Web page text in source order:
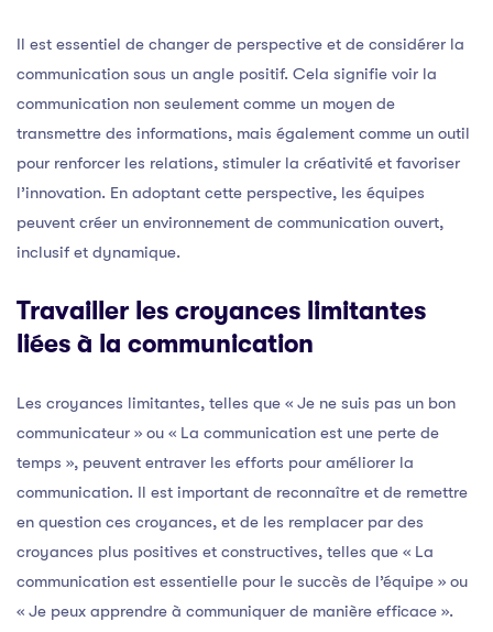
Il est essentiel de changer de perspective et de considérer la
communication sous un angle positif. Cela signifie voir la
communication non seulement comme un moyen de
transmettre des informations, mais également comme un outil
pour renforcer les relations, stimuler la créativité et favoriser
l’innovation. En adoptant cette perspective, les équipes
peuvent créer un environnement de communication ouvert,
inclusif et dynamique.
Travailler les croyances limitantes
liées à la communication
Les croyances limitantes, telles que « Je ne suis pas un bon
communicateur » ou « La communication est une perte de
temps », peuvent entraver les efforts pour améliorer la
communication. Il est important de reconnaître et de remettre
en question ces croyances, et de les remplacer par des
croyances plus positives et constructives, telles que « La
communication est essentielle pour le succès de l’équipe » ou
« Je peux apprendre à communiquer de manière efficace ».